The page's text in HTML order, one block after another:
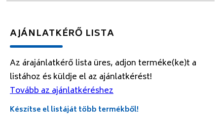
AJÁNLATKÉRŐ LISTA
Az árajánlatkérő lista üres, adjon terméke(ke)t a
listához és küldje el az ajánlatkérést!
Tovább az ajánlatkéréshez
Készítse el listáját több termékből!